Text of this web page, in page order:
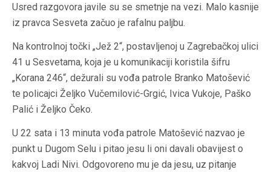
Usred razgovora javile su se smetnje na vezi. Malo kasnije
iz pravca Sesveta začuo je rafalnu paljbu.
Na kontrolnoj točki „Jež 2“, postavljenoj u Zagrebačkoj ulici
41 u Sesvetama, koja je u komunikaciji koristila šifru
„Korana 246“, dežurali su vođa patrole Branko Matošević
te policajci Željko Vučemilović-Grgić, Ivica Vukoje, Paško
Palić i Željko Čeko.
U 22 sata i 13 minuta vođa patrole Matošević nazvao je
punkt u Dugom Selu i pitao jesu li oni davali obavijest o
kakvoj Ladi Nivi. Odgovoreno mu je da jesu, uz pitanje